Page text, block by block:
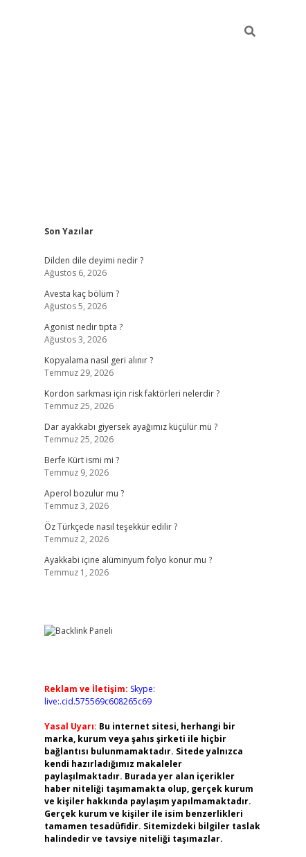
Sidebar
Son Yazılar
Dilden dile deyimi nedir ?
Ağustos 6, 2026
Avesta kaç bölüm ?
Ağustos 5, 2026
Agonist nedir tıpta ?
Ağustos 3, 2026
Kopyalama nasıl geri alınır ?
Temmuz 29, 2026
Kordon sarkması için risk faktörleri nelerdir ?
Temmuz 25, 2026
Dar ayakkabı giyersek ayağımız küçülür mü ?
Temmuz 25, 2026
Berfe Kürt ismi mi ?
Temmuz 9, 2026
Aperol bozulur mu ?
Temmuz 3, 2026
Öz Türkçede nasıl teşekkür edilir ?
Temmuz 2, 2026
Ayakkabi içine alüminyum folyo konur mu ?
Temmuz 1, 2026
Reklam ve İletişim: Skype:
live:.cid.575569c608265c69
Yasal Uyarı: Bu internet sitesi, herhangi bir
marka, kurum veya şahıs şirketi ile hiçbir
bağlantısı bulunmamaktadır. Sitede yalnızca
kendi hazırladığımız makaleler
paylaşılmaktadır. Burada yer alan içerikler
haber niteliği taşımamakta olup, gerçek kurum
ve kişiler hakkında paylaşım yapılmamaktadır.
Gerçek kurum ve kişiler ile isim benzerlikleri
tamamen tesadüfidir. Sitemizdeki bilgiler taslak
halindedir ve tavsiye niteliği taşımazlar.